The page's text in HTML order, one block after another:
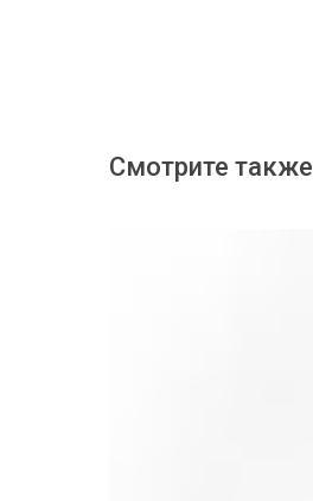
Смотрите также